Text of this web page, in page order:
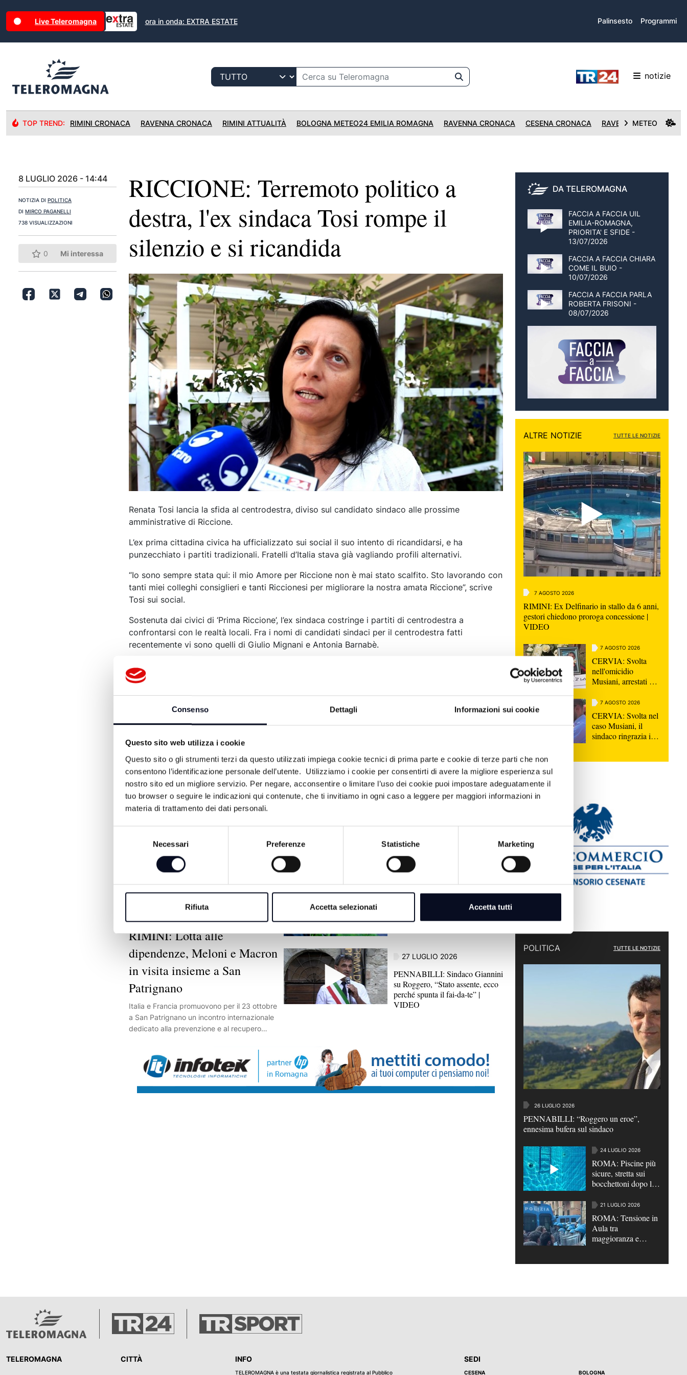
Consenso Dettagli Informazioni sui cookie
Questo sito web utilizza i cookie
Questo sito o gli strumenti terzi da questo utilizzati impiega cookie tecnici di prima parte e cookie di terze parti che non
consentono l’identificazione personale dell’utente. Utilizziamo i cookie per consentirti di avere la migliore esperienza sul
nostro sito ed un migliore servizio. Per negare, acconsentire o limitare l’uso dei cookie puoi impostare adeguatamente il
tuo browser o seguire le indicazioni qui contenute, che ti invitiamo in ogni caso a leggere per maggiori informazioni in
materia di trattamento dei dati personali.
Necessari Preferenze Statistiche Marketing
Rifiuta Accetta selezionati Accetta tutti
Live Teleromagna ora in onda: EXTRA ESTATE Palinsesto Programmi
notizie
TOP TREND: RIMINI CRONACA RAVENNA CRONACA RIMINI ATTUALITÀ BOLOGNA METEO24 EMILIA ROMAGNA RAVENNA CRONACA CESENA CRONACA RAVENNA CRONACA
METEO
8 LUGLIO 2026 - 14:44
NOTIZIA DI POLITICA
DI MIRCO PAGANELLI
738 VISUALIZZAZIONI
0 Mi interessa
RICCIONE: Terremoto politico a
destra, l'ex sindaca Tosi rompe il
silenzio e si ricandida
Renata Tosi lancia la sfida al centrodestra, diviso sul candidato sindaco alle prossime
amministrative di Riccione.
L’ex prima cittadina civica ha ufficializzato sui social il suo intento di ricandidarsi, e ha
punzecchiato i partiti tradizionali. Fratelli d’Italia stava già vagliando profili alternativi.
“Io sono sempre stata qui: il mio Amore per Riccione non è mai stato scalfito. Sto lavorando con
tanti miei colleghi consiglieri e tanti Riccionesi per migliorare la nostra amata Riccione”, scrive
Tosi sui social.
Sostenuta dai civici di ‘Prima Riccione’, l’ex sindaca costringe i partiti di centrodestra a
confrontarsi con le realtà locali. Fra i nomi di candidati sindaci per il centrodestra fatti
recentemente vi sono quelli di Giulio Mignani e Antonia Barnabè.
Angelini.
ALTRE NOTIZIE DI POLITICA
RIMINI: Lotta alle
dipendenze, Meloni e Macron
in visita insieme a San
Patrignano
Italia e Francia promuovono per il 23 ottobre
a San Patrignano un incontro internazionale
dedicato alla prevenzione e al recupero
“memoria non sia inquinata da
violenza” | VIDEO
RIMINI: Vasco Rossi cittadino
il Consiglio comunale | VIDEO
27 LUGLIO 2026
PENNABILLI: Sindaco Giannini
su Roggero, “Stato assente, ecco
perché spunta il fai-da-te” |
VIDEO
DA TELEROMAGNA
FACCIA A FACCIA UIL
EMILIA-ROMAGNA,
PRIORITA' E SFIDE -
13/07/2026
FACCIA A FACCIA CHIARA
COME IL BUIO -
10/07/2026
FACCIA A FACCIA PARLA
ROBERTA FRISONI -
08/07/2026
ALTRE NOTIZIE TUTTE LE NOTIZIE
7 AGOSTO 2026
RIMINI: Ex Delfinario in stallo da 6 anni,
gestori chiedono proroga concessione |
VIDEO
7 AGOSTO 2026
CERVIA: Svolta
nell'omicidio
Musiani, arrestati 4
7 AGOSTO 2026
CERVIA: Svolta nel
caso Musiani, il
sindaco ringrazia i
POLITICA TUTTE LE NOTIZIE
26 LUGLIO 2026
PENNABILLI: “Roggero un eroe”,
ennesima bufera sul sindaco
24 LUGLIO 2026
ROMA: Piscine più
sicure, stretta sui
bocchettoni dopo le
21 LUGLIO 2026
ROMA: Tensione in
Aula tra
maggioranza e
TELEROMAGNA CITTÀ INFO
TELEROMAGNA è una testata giornalistica registrata al Pubblico
SEDI
CESENA BOLOGNA